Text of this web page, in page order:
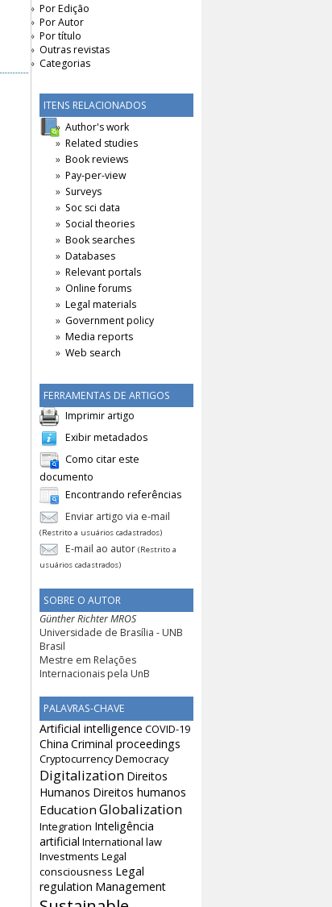
Por Edição
Por Autor
Por título
Outras revistas
Categorias
ITENS RELACIONADOS
Author's work
Related studies
Book reviews
Pay-per-view
Surveys
Soc sci data
Social theories
Book searches
Databases
Relevant portals
Online forums
Legal materials
Government policy
Media reports
Web search
FERRAMENTAS DE ARTIGOS
Imprimir artigo
Exibir metadados
Como citar este
documento
Encontrando referências
Enviar artigo via e-mail
(Restrito a usuários cadastrados)
E-mail ao autor (Restrito a
usuários cadastrados)
SOBRE O AUTOR
Günther Richter MROS
Universidade de Brasília - UNB
Brasil
Mestre em Relações
Internacionais pela UnB
PALAVRAS-CHAVE
Artificial intelligence COVID-19
China Criminal proceedings
CryptocurrencyDemocracy
Digitalization Direitos
Humanos Direitos humanos
Education Globalization
Integration Inteligência
artificial International law
Investments Legal
consciousness Legal
regulation Management